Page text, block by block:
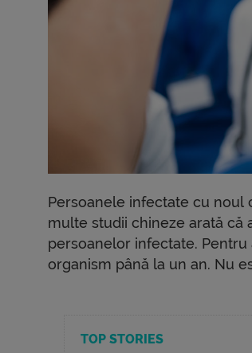
Persoanele infectate cu noul
multe studii chineze arată că
persoanelor infectate. Pentru
organism până la un an. Nu
TOP STORIES